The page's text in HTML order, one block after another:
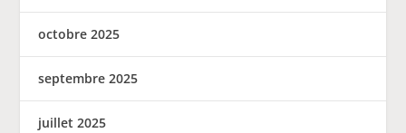
octobre 2025
septembre 2025
juillet 2025